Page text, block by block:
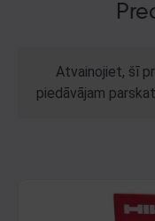
Atvainojiet, šī
piedāvājam